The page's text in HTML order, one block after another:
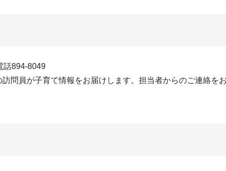
話894-8049
問員が子育て情報をお届けします。担当者からのご連絡をお